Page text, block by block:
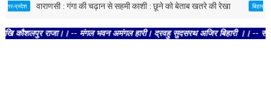
वाराणसी : गंगा की चढ़ान से सहमी काशी : छूने को बेताब खतरे की रेखा बिहार
राजा।। -- मंगल भवन अमंगल हारी। द्रवहु सुदसरथ अजिर बिहारी ।। -- सब नर